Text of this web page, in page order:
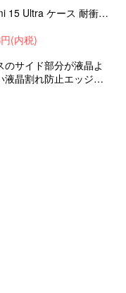
Xiaomi 15 Ultra ケース 耐衝撃 カバー マット半透明 TPU+プラスチック ハードケース 可愛い 小米 シャオミ 15 ウルトラ
(内税)
のサイド部分が液晶よ
液晶割れ防止エッジを